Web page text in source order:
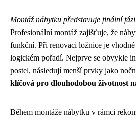
Montáž nábytku představuje finální fázi
Profesionální montáž zajišťuje, že
funkční. Při renovaci ložnice je
logickém pořadí. Nejprve se obvykle
postel, následují menší prvky jako
klíčová pro dlouhodobou životnost
Během montáže nábytku v rámci